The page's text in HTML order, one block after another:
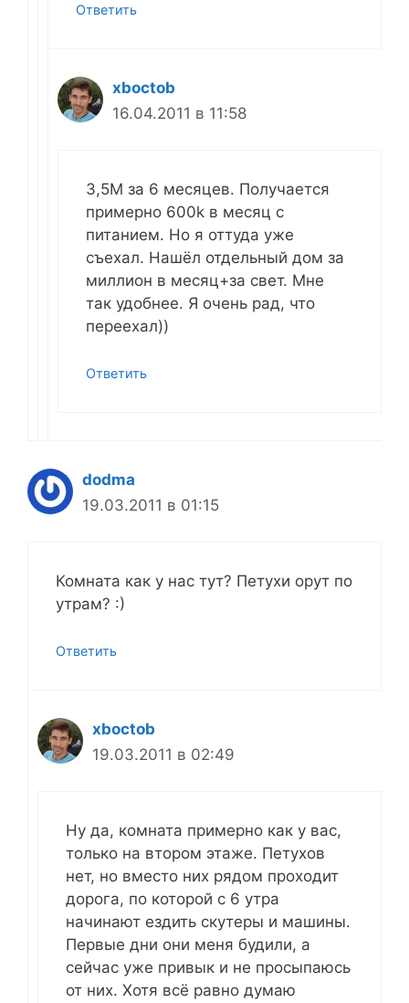
Ответить
xboctob
16.04.2011 в 11:58
3,5М за 6 месяцев. Получается
примерно 600k в месяц с
питанием. Но я оттуда уже
съехал. Нашёл отдельный дом за
миллион в месяц+за свет. Мне
так удобнее. Я очень рад, что
переехал))
Ответить
dodma
19.03.2011 в 01:15
Комната как у нас тут? Петухи орут по
утрам? :)
Ответить
xboctob
19.03.2011 в 02:49
Ну да, комната примерно как у вас,
только на втором этаже. Петухов
нет, но вместо них рядом проходит
дорога, по которой с 6 утра
начинают ездить скутеры и машины.
Первые дни они меня будили, а
сейчас уже привык и не просыпаюсь
от них. Хотя всё равно думаю